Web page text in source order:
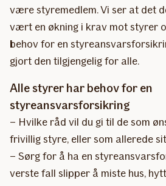
være styremedlem. Vi ser at det
vært en økning i krav mot styrer
behov for en
gjort den tilgjengelig for alle.
Alle styrer har behov for en
styreansvarsforsikring
– Hvilke råd vil du gi til de som
frivillig styre, eller som allerede
– Sørg for å ha en
verste fall slipper å miste hus,